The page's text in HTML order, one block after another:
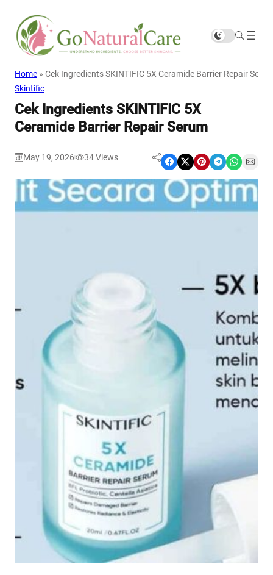
Home » Cek Ingredients SKINTIFIC 5X Ceramide Barrier Repair
Skintific
Cek Ingredients SKINTIFIC 5X
Ceramide Barrier Repair Serum
May 19, 2026 34Views Share on Facebook Share on X Share on Pinterest Share on Telegram Share on WhatsApp Share on Email